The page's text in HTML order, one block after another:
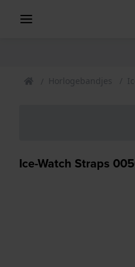
Horlogebandjes
Ice-Watch Straps